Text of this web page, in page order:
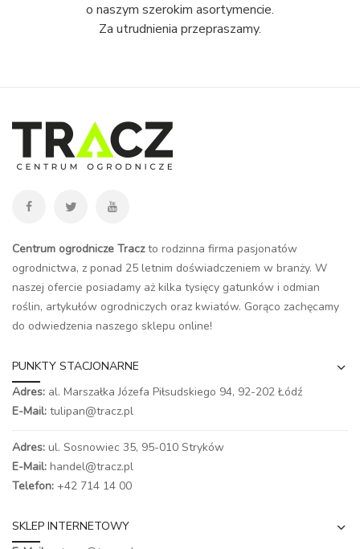
o naszym szerokim asortymencie.
Za utrudnienia przepraszamy.
Centrum ogrodnicze Traczto rodzinna firma pasjonatów
ogrodnictwa, z ponad 25 letnim doświadczeniem w branży. W
naszej ofercie posiadamy aż kilka tysięcy gatunków i odmian
roślin, artykułów ogrodniczych oraz kwiatów. Gorąco zachęcamy
do odwiedzenia naszego sklepu online!
PUNKTY STACJONARNE
Adres: al. Marszałka Józefa Piłsudskiego 94, 92-202 Łódź
E-Mail: tulipan@tracz.pl
Adres: ul. Sosnowiec 35, 95-010 Stryków
E-Mail: handel@tracz.pl
Telefon: +42 714 14 00
SKLEP INTERNETOWY